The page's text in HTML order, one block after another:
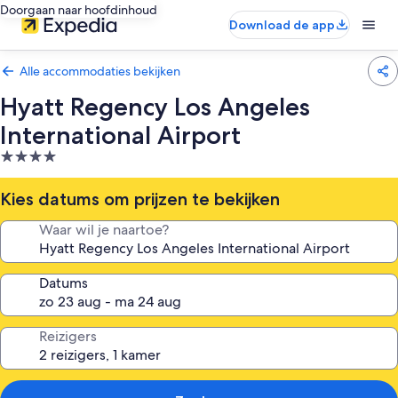
Doorgaan naar hoofdinhoud
Download de app
Alle accommodaties bekijken
Hyatt Regency Los Angeles
International Airport
4.0-
sterrenaccommodatie
Kies datums om prijzen te bekijken
Waar wil je naartoe?
Datums
Reizigers